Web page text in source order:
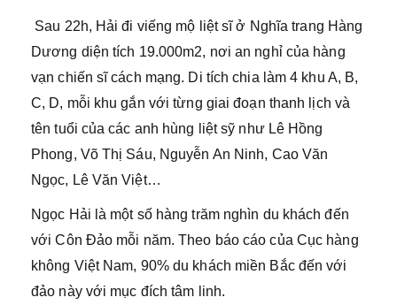
Sau 22h, Hải đi viếng mộ liệt sĩ ở Nghĩa trang Hàng
Dương diện tích 19.000m2, nơi an nghỉ của hàng
vạn chiến sĩ cách mạng. Di tích chia làm 4 khu A, B,
C, D, mỗi khu gắn với từng giai đoạn thanh lịch và
tên tuổi của các anh hùng liệt sỹ như Lê Hồng
Phong, Võ Thị Sáu, Nguyễn An Ninh, Cao Văn
Ngọc, Lê Văn Việt…
Ngọc Hải là một số hàng trăm nghìn du khách đến
với Côn Đảo mỗi năm. Theo báo cáo của Cục hàng
không Việt Nam, 90% du khách miền Bắc đến với
đảo này với mục đích tâm linh.